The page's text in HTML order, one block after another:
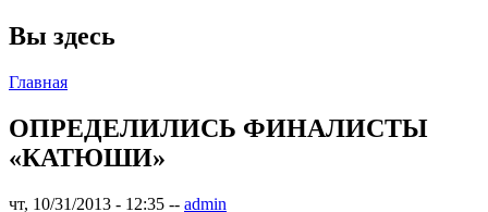
Вы здесь
Главная
ОПРЕДЕЛИЛИСЬ ФИНАЛИСТЫ
«КАТЮШИ»
чт, 10/31/2013 - 12:35 -- admin